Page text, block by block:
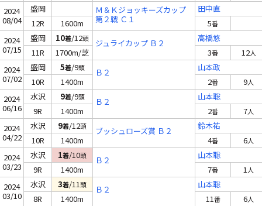
2024
08/04
盛岡
Ｍ＆Ｋジョッキーズカップ
第２戦 Ｃ１
田中直
12R
1600m 5番
2024
07/15
盛岡 10着/12頭 ジュライカップ Ｂ２
高橋悠
11R
1700m/芝 3番 12人
2024
07/02
盛岡 5着/9頭 Ｂ２
山本政
10R
1400m 2番 9人
2024
06/16
水沢 9着/9頭 Ｂ２
山本聡
9R
1400m 2番 7人
2024
04/22
水沢 9着/12頭 ブッシュローズ賞 Ｂ２
鈴木祐
10R
1400m 4番 6人
2024
03/23
水沢 1着/10頭 Ｂ２
山本聡
9R
1400m 7番 1人
2024
03/10
水沢 3着/11頭 Ｂ２
山本聡
8R
1400m 11番 6人